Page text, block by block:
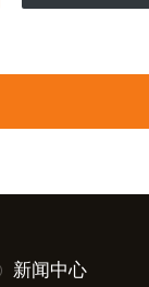
新闻中心